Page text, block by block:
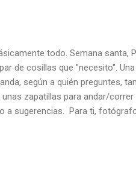
todo. Semana santa,
de cosillas que "necesito".
según a quién preguntes,
zapatillas para andar/
a sugerencias. Para ti,
he comprobado que la web y
en Sony solo se consiguen